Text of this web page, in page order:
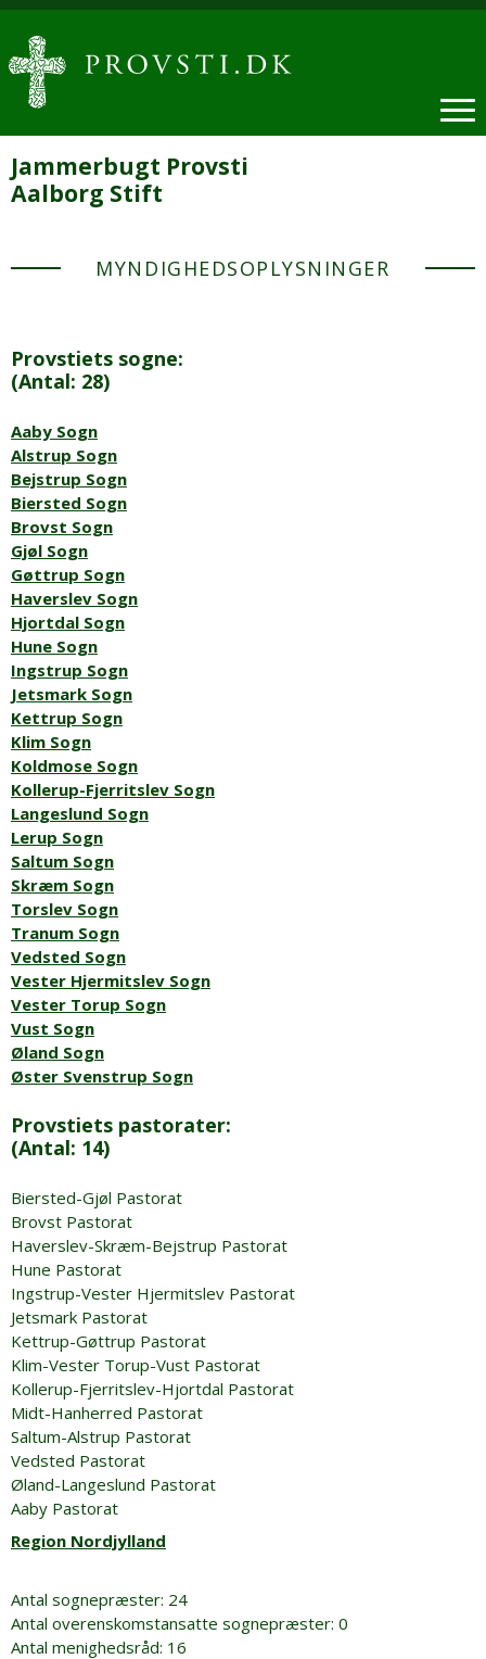
Jammerbugt Provsti
Aalborg Stift
MYNDIGHEDSOPLYSNINGER
Provstiets sogne:
(Antal: 28)
Aaby Sogn
Alstrup Sogn
Bejstrup Sogn
Biersted Sogn
Brovst Sogn
Gjøl Sogn
Gøttrup Sogn
Haverslev Sogn
Hjortdal Sogn
Hune Sogn
Ingstrup Sogn
Jetsmark Sogn
Kettrup Sogn
Klim Sogn
Koldmose Sogn
Kollerup-Fjerritslev Sogn
Langeslund Sogn
Lerup Sogn
Saltum Sogn
Skræm Sogn
Torslev Sogn
Tranum Sogn
Vedsted Sogn
Vester Hjermitslev Sogn
Vester Torup Sogn
Vust Sogn
Øland Sogn
Øster Svenstrup Sogn
Provstiets pastorater:
(Antal: 14)
Biersted-Gjøl Pastorat
Brovst Pastorat
Haverslev-Skræm-Bejstrup Pastorat
Hune Pastorat
Ingstrup-Vester Hjermitslev Pastorat
Jetsmark Pastorat
Kettrup-Gøttrup Pastorat
Klim-Vester Torup-Vust Pastorat
Kollerup-Fjerritslev-Hjortdal Pastorat
Midt-Hanherred Pastorat
Saltum-Alstrup Pastorat
Vedsted Pastorat
Øland-Langeslund Pastorat
Aaby Pastorat
Region Nordjylland
Antal sognepræster: 24
Antal overenskomstansatte sognepræster: 0
Antal menighedsråd: 16